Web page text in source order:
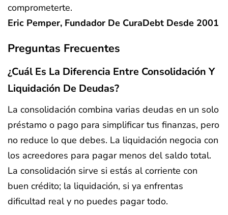
comprometerte.
Eric Pemper, Fundador De CuraDebt Desde 2001
Preguntas Frecuentes
¿Cuál Es La Diferencia Entre Consolidación Y
Liquidación De Deudas?
La consolidación combina varias deudas en un solo
préstamo o pago para simplificar tus finanzas, pero
no reduce lo que debes. La liquidación negocia con
los acreedores para pagar menos del saldo total.
La consolidación sirve si estás al corriente con
buen crédito; la liquidación, si ya enfrentas
dificultad real y no puedes pagar todo.